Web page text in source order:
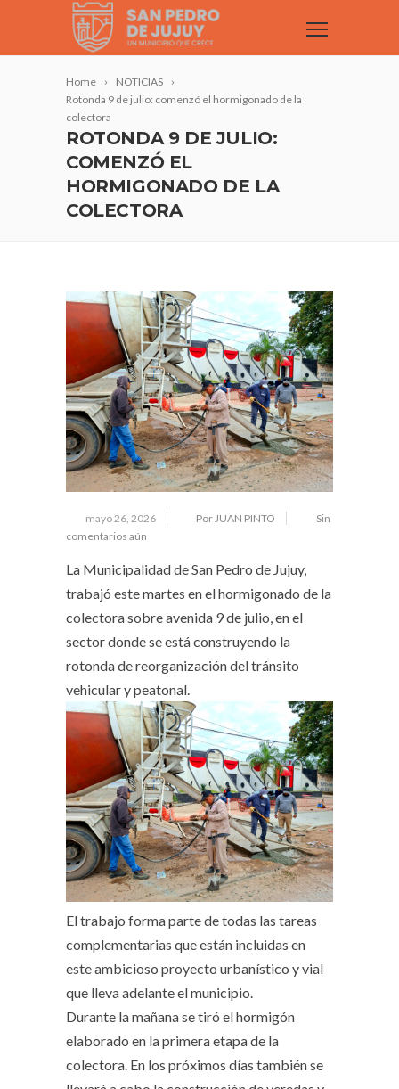
Home
NOTICIAS
Rotonda 9 de julio: comenzó el hormigonado de la
colectora
ROTONDA 9 DE JULIO:
COMENZÓ EL
HORMIGONADO DE LA
COLECTORA
mayo 26, 2026 Por JUAN PINTO
Sin
comentarios aún
La Municipalidad de San Pedro de Jujuy,
trabajó este martes en el hormigonado de la
colectora sobre avenida 9 de julio, en el
sector donde se está construyendo la
rotonda de reorganización del tránsito
vehicular y peatonal.
El trabajo forma parte de todas las tareas
complementarias que están incluidas en
este ambicioso proyecto urbanístico y vial
que lleva adelante el municipio.
Durante la mañana se tiró el hormigón
elaborado en la primera etapa de la
colectora. En los próximos días también se